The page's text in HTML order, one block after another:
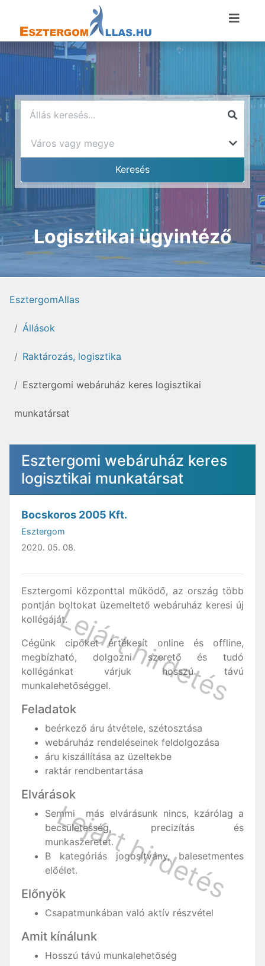
Logisztikai ügyintéző
EsztergomAllas
Állások
Raktározás, logisztika
Esztergomi webáruház keres logisztikai
munkatársat
Esztergomi webáruház keres
logisztikai munkatársat
Bocskoros 2005 Kft.
Esztergom
2020. 05. 08.
Esztergomi központtal működő, az ország több
pontján boltokat üzemeltető webáruház keresi új
kollégáját.
Cégünk cipőket értékesít online és offline,
megbízható, dolgozni szerető és tudó
kollégánkat várjuk hosszú távú
munkalehetőséggel.
Feladatok
beérkező áru átvétele, szétosztása
webáruház rendeléseinek feldolgozása
áru kiszállítása az üzeltekbe
raktár rendbentartása
Elvárások
Semmi más elvárásunk nincs, kzárólag a
becsületesség, precizítás és
munkaszeretet.
B kategóriás jogosítvány, balesetmentes
előélet.
Előnyök
Csapatmunkában való aktív részvétel
Amit kínálunk
Hosszú távú munkalehetőség